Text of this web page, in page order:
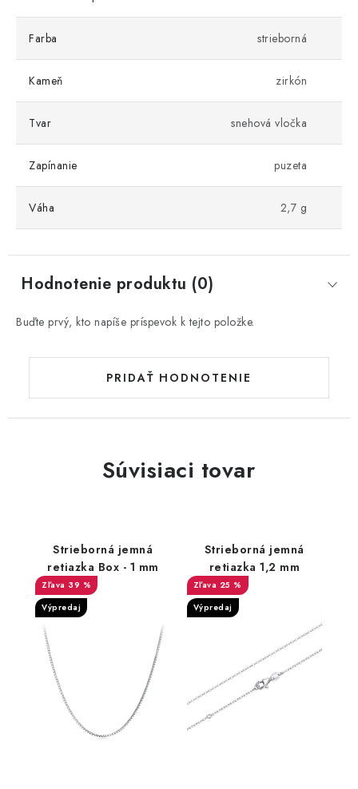
Farba strieborná
Kameň zirkón
Tvar snehová vločka
Zapínanie puzeta
Váha 2,7 g
Hodnotenie produktu (0)
Buďte prvý, kto napíše príspevok k tejto položke.
PRIDAŤ HODNOTENIE
Súvisiaci tovar
Strieborná jemná
retiazka Box - 1 mm
39 %
Výpredaj
Strieborná jemná
retiazka 1,2 mm
25 %
Výpredaj